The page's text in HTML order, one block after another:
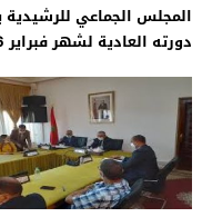
المجلس الجماعي للرشيدية
دورته العادية لشهر فبراير 2026